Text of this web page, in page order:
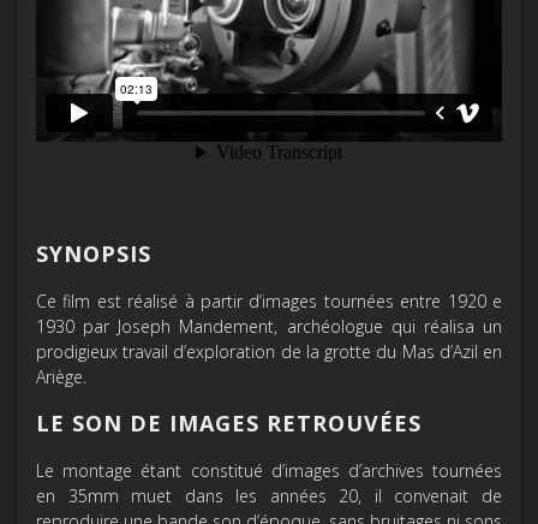
SYNOPSIS
Ce film est réalisé à partir d’images tournées entre 1920 e
1930 par Joseph Mandement, archéologue qui réalisa un
prodigieux travail d’exploration de la grotte du Mas d’Azil en
Ariège.
LE SON DE IMAGES RETROUVÉES
Le montage étant constitué d’images d’archives tournées
en 35mm muet dans les années 20, il convenait de